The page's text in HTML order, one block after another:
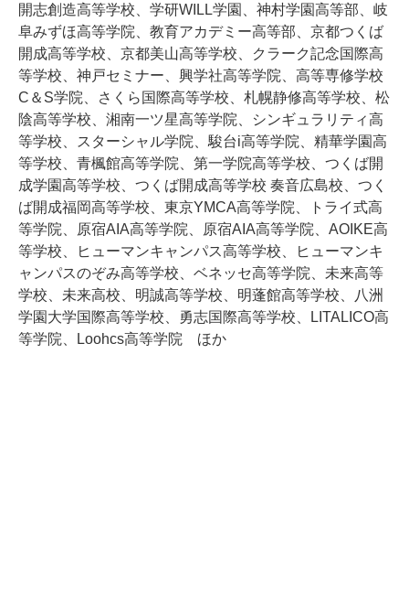
開志創造高等学校、学研WILL学園、神村学園高等部、岐
阜みずほ高等学院、教育アカデミー高等部、京都つくば
開成高等学校、京都美山高等学校、クラーク記念国際高
等学校、神戸セミナー、興学社高等学院、高等専修学校
C＆S学院、さくら国際高等学校、札幌静修高等学校、松
陰高等学校、湘南一ツ星高等学院、シンギュラリティ高
等学校、スターシャル学院、駿台i高等学院、精華学園高
等学校、青楓館高等学院、第一学院高等学校、つくば開
成学園高等学校、つくば開成高等学校 奏音広島校、つく
ば開成福岡高等学校、東京YMCA高等学院、トライ式高
等学院、原宿AIA高等学院、原宿AIA高等学院、AOIKE高
等学校、ヒューマンキャンパス高等学校、ヒューマンキ
ャンパスのぞみ高等学校、ベネッセ高等学院、未来高等
学校、未来高校、明誠高等学校、明蓬館高等学校、八洲
学園大学国際高等学校、勇志国際高等学校、LITALICO高
等学院、Loohcs高等学院 ほか